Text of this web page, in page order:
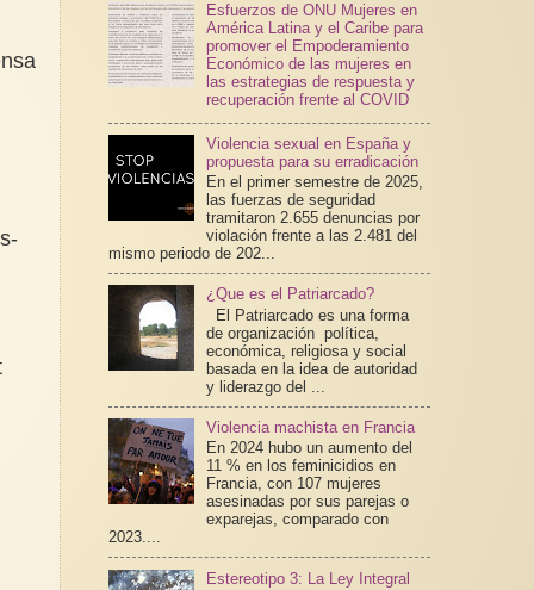
Esfuerzos de ONU Mujeres en
América Latina y el Caribe para
promover el Empoderamiento
Económico de las mujeres en
las estrategias de respuesta y
recuperación frente al COVID
Violencia sexual en España y
propuesta para su erradicación
En el primer semestre de 2025,
las fuerzas de seguridad
tramitaron 2.655 denuncias por
violación frente a las 2.481 del
mismo periodo de 202...
¿Que es el Patriarcado?
El Patriarcado es una forma
de organización política,
económica, religiosa y social
basada en la idea de autoridad
y liderazgo del ...
Violencia machista en Francia
En 2024 hubo un aumento del
11 % en los feminicidios en
Francia, con 107 mujeres
asesinadas por sus parejas o
exparejas, comparado con
2023....
Estereotipo 3: La Ley Integral